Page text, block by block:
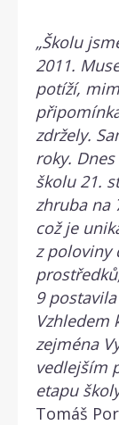
„Školu
2011.
potíží,
zdržely.
roky.
školu 21.
zhruba na
což je
z poloviny
9
Vzhledem
zejména
vedlejším
etapu
Tomáš